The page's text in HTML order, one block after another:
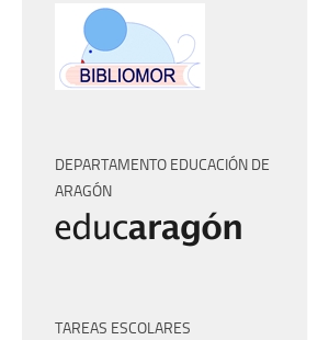
DEPARTAMENTO EDUCACIÓN DE
ARAGÓN
TAREAS ESCOLARES